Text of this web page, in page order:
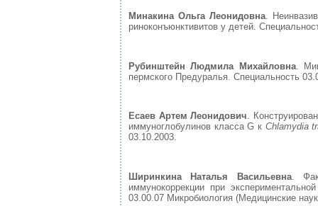
Минакина Ольга Леонидовна .
риноконъюнктивитов у детей.
Рубинштейн Людмила Михайловна.
пермского Предуралья. Специальность
Есаев Артем Леонидович.
иммуноглобулинов класса G к Chlamydia
03.10.2003.
Ширинкина Наталья Васильевна.
иммунокоррекции при
03.00.07 Микробиология (Медицинские